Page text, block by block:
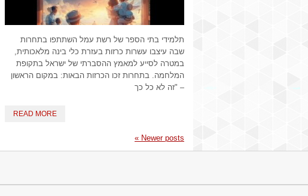
תלמידי בתי הספר של רשת עמל השתתפו בתחרות
שבה עיצבו עשרות כרזות בעזרת כלי בינה מלאכותית,
במטרה לסייע למאמץ ההסברתי של ישראל בתקופת
המלחמה. ​בתחרות זכו הכרזות הבאות: במקום הראשון
– "זה לא כל כך
READ MORE
Newer posts
»